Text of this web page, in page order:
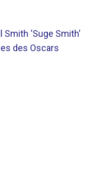
‘Suge Smith’
des Oscars